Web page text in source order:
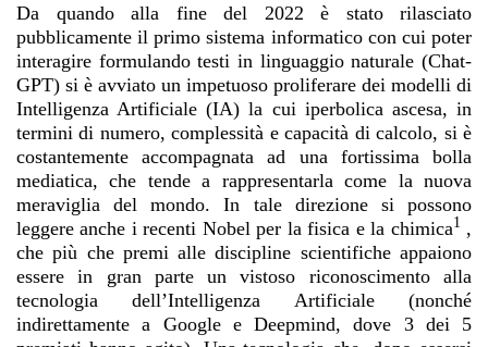
Da quando alla fine del 2022 è stato rilasciato
pubblicamente il primo sistema informatico con cui poter
interagire formulando testi in linguaggio naturale (Chat-
GPT) si è avviato un impetuoso proliferare dei modelli di
Intelligenza Artificiale (IA) la cui iperbolica ascesa, in
termini di numero, complessità e capacità di calcolo, si è
costantemente accompagnata ad una fortissima bolla
mediatica, che tende a rappresentarla come la nuova
meraviglia del mondo. In tale direzione si possono
leggere anche i recenti Nobel per la fisica e la chimica1 ,
che più che premi alle discipline scientifiche appaiono
essere in gran parte un vistoso riconoscimento alla
tecnologia dell’Intelligenza Artificiale (nonché
indirettamente a Google e Deepmind, dove 3 dei 5